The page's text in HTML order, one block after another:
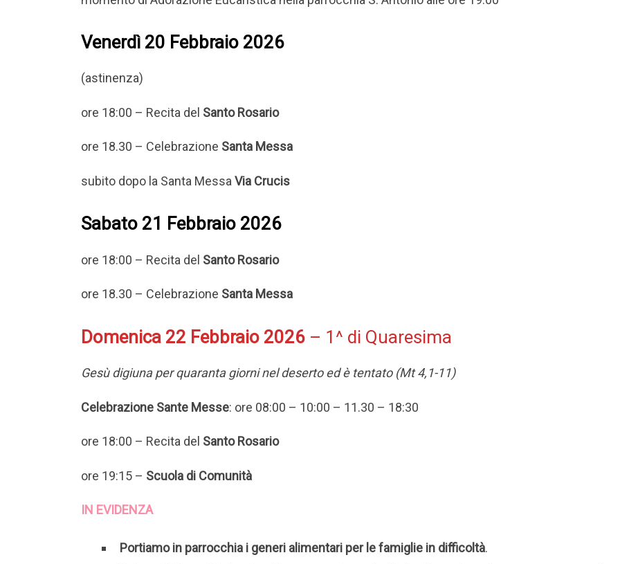
Venerdì 20 Febbraio 2026
(astinenza)
ore 18:00 – Recita del Santo Rosario
ore 18.30 – Celebrazione Santa Messa
subito dopo la Santa Messa Via Crucis
Sabato 21 Febbraio 2026
ore 18:00 – Recita del Santo Rosario
ore 18.30 – Celebrazione Santa Messa
Domenica 22 Febbraio 2026 – 1^ di Quaresima
Gesù digiuna per quaranta giorni nel deserto ed è tentato (Mt 4,1-11)
Celebrazione Sante Messe: ore 08:00 – 10:00 – 11.30 – 18:30
ore 18:00 – Recita del Santo Rosario
ore 19:15 – Scuola di Comunità
IN EVIDENZA
Portiamo in parrocchia i generi alimentari per le famiglie in difficoltà.